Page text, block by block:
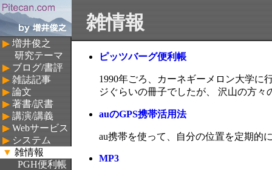
▶ 増井俊之
研究テーマ
▶ ブログ/書評
▶ 雑誌記事
▶ 論文
▶ 著書/訳書
▶ 講演/講義
▶ Webサービス
▶ システム
▼ 雑情報
PGH便利帳
雑情報
ピッツバーグ便利帳
1990年ごろ、カーネギーメロン大学に
ジぐらいの冊子でしたが、 沢山の方
auのGPS携帯活用法
au携帯を使って、自分の位置を定期的
MP3